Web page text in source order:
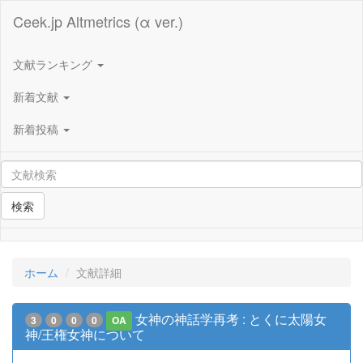
Ceek.jp Altmetrics (α ver.)
文献ランキング
新着文献
新着投稿
検索
ホーム 文献詳細
3 0 0 0 OA
女神の神話学再考 : とくに太陽女
神/王権女神について